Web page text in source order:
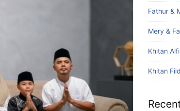
Fathur &
Mery &
Khitan Alfi
Khitan